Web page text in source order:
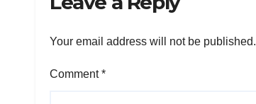
Your email address will not be published.
Comment*